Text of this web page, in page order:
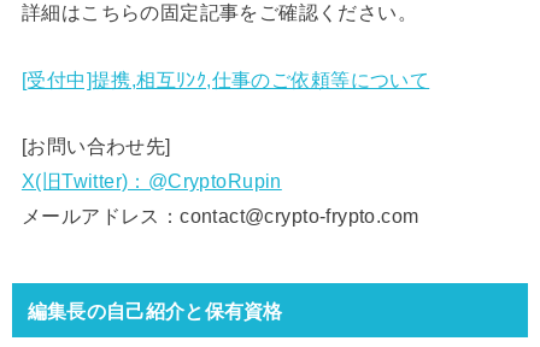
詳細はこちらの固定記事をご確認ください。
[受付中]提携,相互ﾘﾝｸ,仕事のご依頼等について
[お問い合わせ先]
X(旧Twitter)：@CryptoRupin
メールアドレス：contact@crypto-frypto.com
編集長の自己紹介と保有資格